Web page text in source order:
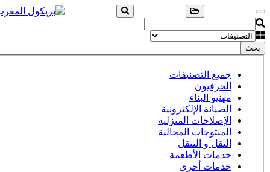
بحث
جميع التصنيفات
الحرفيون
مهنيو البناء
الصيانة الإلكترونية
الإصلاحات المنزلية
المنتوجات المجالية
النقل و التنقل
خدمات الأطعمة
خدمات أخرى